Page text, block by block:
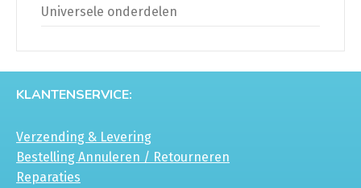
Universele onderdelen
KLANTENSERVICE:
Verzending & Levering
Bestelling Annuleren / Retourneren
Reparaties